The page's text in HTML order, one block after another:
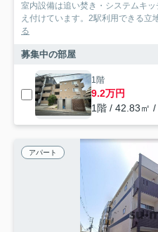
室内設備は追い焚き・システムキ
え付けています。2駅利用できる立
る
募集中の部屋
1階
9.2万円
1階 / 42.83㎡
アパート